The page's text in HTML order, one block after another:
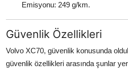
Emisyonu: 249 g/km.
Güvenlik Özellikleri
Volvo XC70, güvenlik konusunda
güvenlik özellikleri arasında şunlar yer